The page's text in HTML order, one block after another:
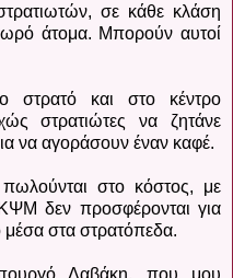
σε κάθε κλάση
σωρό άτομα. Μπορούν αυτοί
στρατό και στο κέντρο
στρατιώτες να ζητάνε
να αγοράσουν έναν καφέ.
στο κόστος, με
δεν προσφέρονται για
στα στρατόπεδα.
Δαβάκη, που μου